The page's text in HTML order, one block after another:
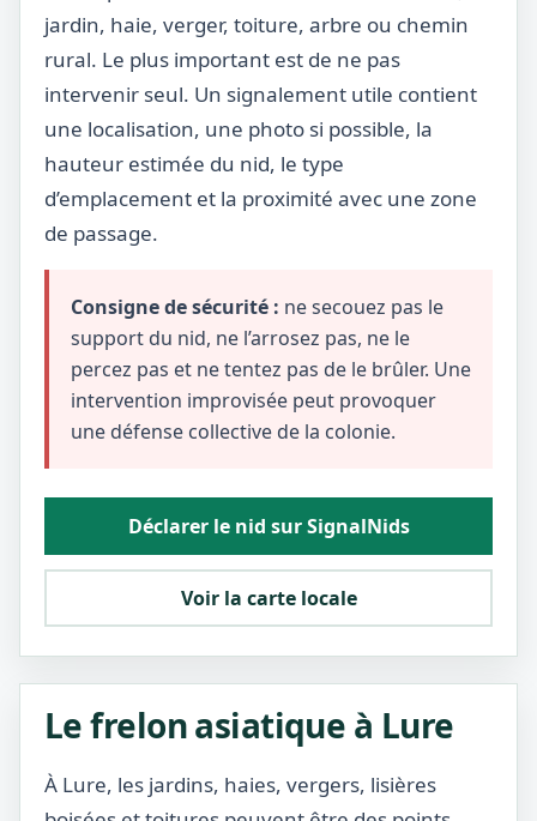
jardin, haie, verger, toiture, arbre ou chemin
rural. Le plus important est de ne pas
intervenir seul. Un signalement utile contient
une localisation, une photo si possible, la
hauteur estimée du nid, le type
d’emplacement et la proximité avec une zone
de passage.
Consigne de sécurité : ne secouez pas le
support du nid, ne l’arrosez pas, ne le
percez pas et ne tentez pas de le brûler. Une
intervention improvisée peut provoquer
une défense collective de la colonie.
Déclarer le nid sur SignalNids
Voir la carte locale
Le frelon asiatique à Lure
À Lure, les jardins, haies, vergers, lisières